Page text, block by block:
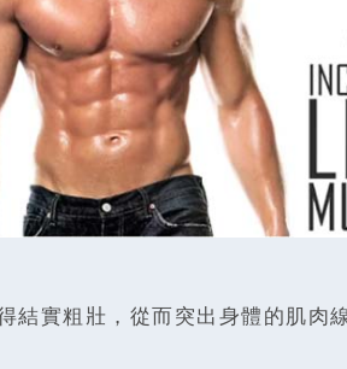
實粗壯，從而突出身體的肌肉線